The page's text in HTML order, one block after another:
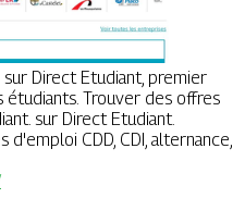
Direct Etudiant, premier
Trouver des offres
sur Direct Etudiant.
CDD, CDI, alternance,